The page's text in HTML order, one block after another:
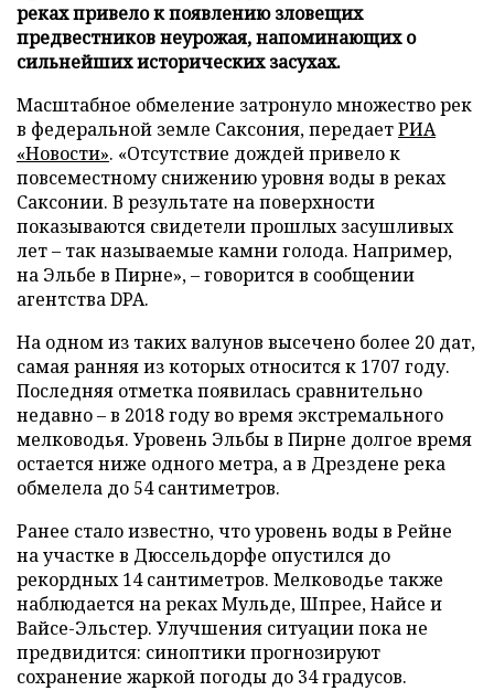
реках привело к появлению зловещих
предвестников неурожая, напоминающих о
сильнейших исторических засухах.
Масштабное обмеление затронуло множество рек
в федеральной земле Саксония, передаетРИА
«Новости». «Отсутствие дождей привело к
повсеместному снижению уровня воды в реках
Саксонии. В результате на поверхности
показываются свидетели прошлых засушливых
лет – так называемые камни голода. Например,
на Эльбе в Пирне», – говорится в сообщении
агентства DPA.
На одном из таких валунов высечено более 20 дат,
самая ранняя из которых относится к 1707 году.
Последняя отметка появилась сравнительно
недавно – в 2018 году во время экстремального
мелководья. Уровень Эльбы в Пирне долгое время
остается ниже одного метра, а в Дрездене река
обмелела до 54 сантиметров.
Ранее стало известно, что уровень воды в Рейне
на участке в Дюссельдорфе опустился до
рекордных 14 сантиметров. Мелководье также
наблюдается на реках Мульде, Шпрее, Найсе и
Вайсе-Эльстер. Улучшения ситуации пока не
предвидится: синоптики прогнозируют
сохранение жаркой погоды до 34 градусов.